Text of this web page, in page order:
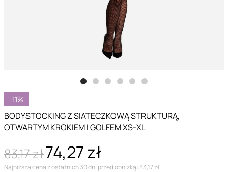
-11%
BODYSTOCKING Z SIATECZKOWĄ STRUKTURĄ,
OTWARTYM KROKIEM I GOLFEM XS-XL
83,17 zł74,27 zł
Najniższa cena z ostatnich 30 dni przed obniżką: 83,17 zł